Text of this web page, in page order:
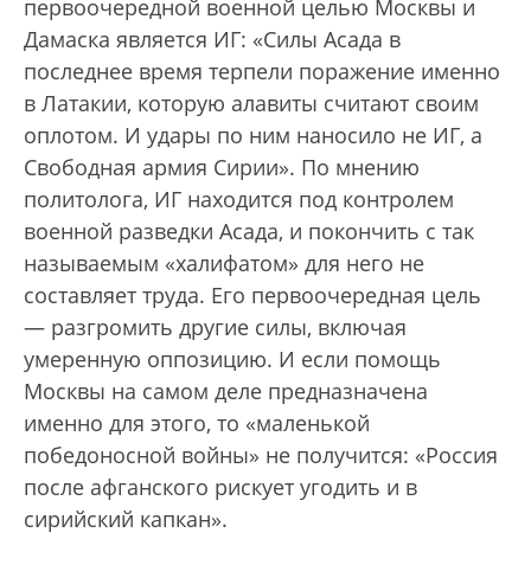
первоочередной военной целью Москвы и
Дамаска является ИГ: «Силы Асада в
последнее время терпели поражение именно
в Латакии, которую алавиты считают своим
оплотом. И удары по ним наносило не ИГ, а
Свободная армия Сирии». По мнению
политолога, ИГ находится под контролем
военной разведки Асада, и покончить с так
называемым «халифатом» для него не
составляет труда. Его первоочередная цель
— разгромить другие силы, включая
умеренную оппозицию. И если помощь
Москвы на самом деле предназначена
именно для этого, то «маленькой
победоносной войны» не получится: «Россия
после афганского рискует угодить и в
сирийский капкан».